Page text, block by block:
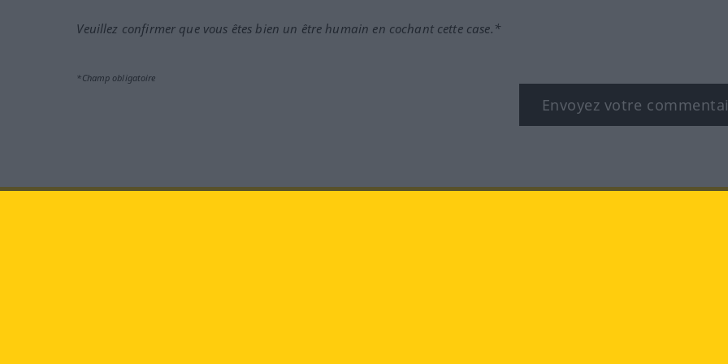
Veuillez confirmer que vous êtes bien un être humain en cochant cette case.*
*Champ obligatoire
Envoyez votre